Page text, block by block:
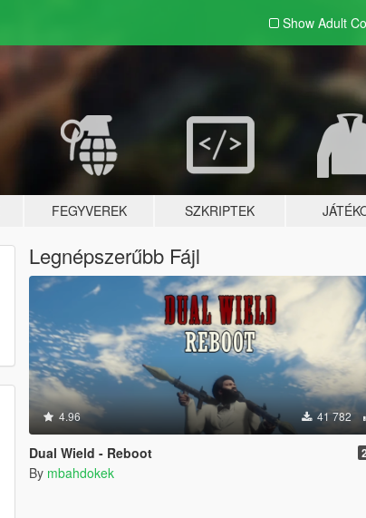
Show Adult
FEGYVEREK SZKRIPTEK
Legnépszerűbb Fájl
4.96 41 782
Dual Wield - Reboot
By mbahdokek